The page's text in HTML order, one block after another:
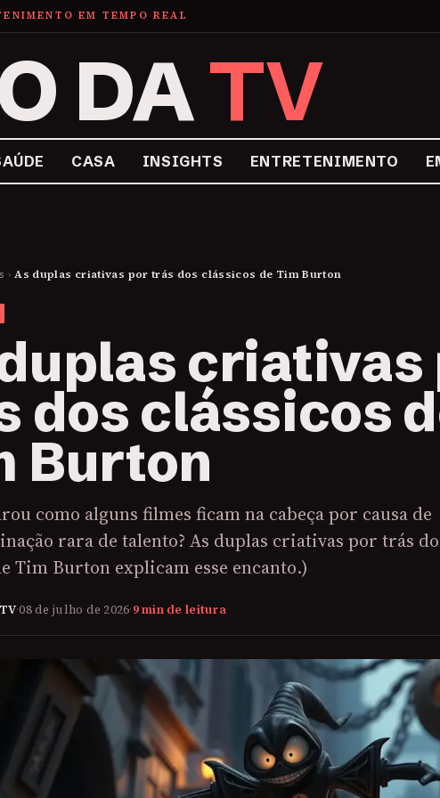
EM TEMPO REAL
DATV
CASA INSIGHTS ENTRETENIMENTO
› As duplas criativas por trás dos clássicos de Tim Burton
criativas
dos clássicos
Burton
como alguns filmes ficam na cabeça por causa de
rara de talento? As duplas criativas por trás
Tim Burton explicam esse encanto.)
·08 de julho de 2026·9 min de leitura